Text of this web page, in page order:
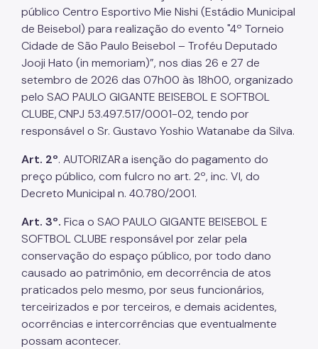
público Centro Esportivo Mie Nishi (Estádio Municipal
de Beisebol) para realização do evento "4º Torneio
Cidade de São Paulo Beisebol – Troféu Deputado
Jooji Hato (in memoriam)”, nos dias 26 e 27 de
setembro de 2026 das 07h00 às 18h00, organizado
pelo SAO PAULO GIGANTE BEISEBOL E SOFTBOL
CLUBE, CNPJ 53.497.517/0001-02, tendo por
responsável o Sr. Gustavo Yoshio Watanabe da Silva.
Art. 2º. AUTORIZAR a isenção do pagamento do
preço público, com fulcro no art. 2º, inc. VI, do
Decreto Municipal n. 40.780/2001.
Art. 3º. Fica o SAO PAULO GIGANTE BEISEBOL E
SOFTBOL CLUBE responsável por zelar pela
conservação do espaço público, por todo dano
causado ao patrimônio, em decorrência de atos
praticados pelo mesmo, por seus funcionários,
terceirizados e por terceiros, e demais acidentes,
ocorrências e intercorrências que eventualmente
possam acontecer.